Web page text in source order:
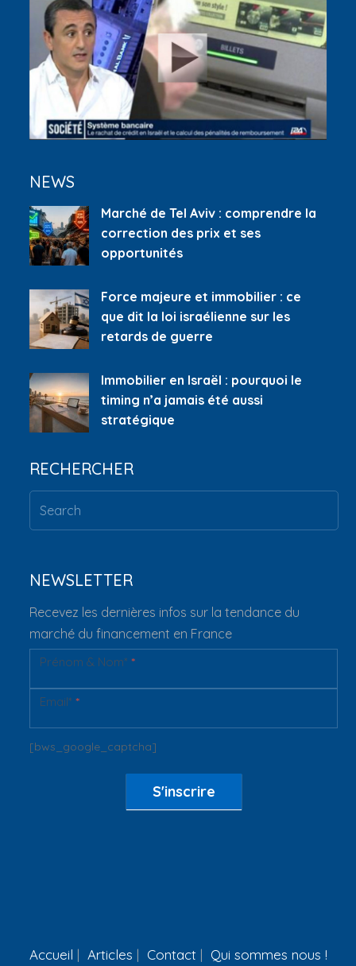
NEWS
Marché de Tel Aviv : comprendre la
correction des prix et ses
opportunités
Force majeure et immobilier : ce
que dit la loi israélienne sur les
retards de guerre
Immobilier en Israël : pourquoi le
timing n’a jamais été aussi
stratégique
RECHERCHER
NEWSLETTER
Recevez les dernières infos sur la tendance du
marché du financement en France
Newsletter
Prénom & Nom**
Email**
[bws_google_captcha]
S'inscrire
Accueil Articles Contact Qui sommes nous !